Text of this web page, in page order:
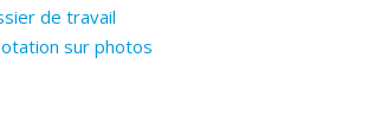
de travail
sur photos